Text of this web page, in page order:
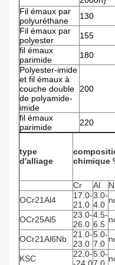
Fil émaux par
polyuréthane
130
Fil émaux par
polyester
155
fil émaux
parimide
180
Polyester-imide
et fil émaux à
couche double
de polyamide-
imide
200
fil émaux
parimide
220
type
d'alliage
chimique
Cr Al
OCr21Al4
17.0-
21.0
3.0-
4.0
OCr25Al5
23.0-
26.0
4.5-
6.5
OCr21Al6Nb
21.0-
23.0
5.0-
7.0
KSC
22,0-5.0-